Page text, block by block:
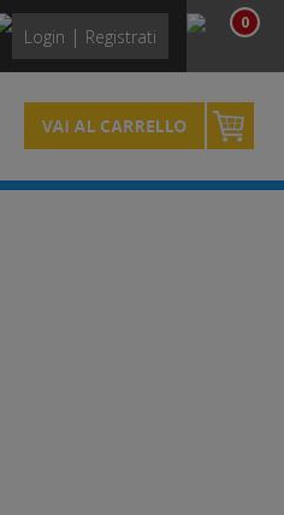
Login | Registrati
0